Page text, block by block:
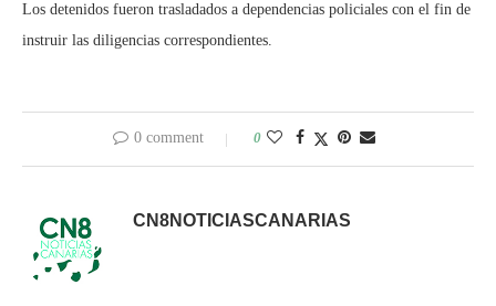
Los detenidos fueron trasladados a dependencias policiales con el fin de
instruir las diligencias correspondientes.
0 comment 0
CN8NOTICIASCANARIAS